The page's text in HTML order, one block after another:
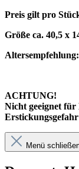
Preis gilt pro
Größe ca. 40,5 x
ACHTUNG!
Nicht geeignet
Menü